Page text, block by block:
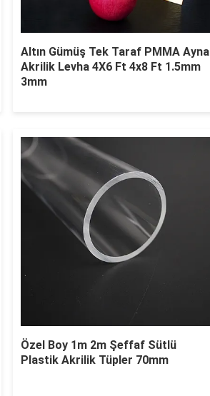
Altın Gümüş Tek Taraf PMMA Ayna
Akrilik Levha 4X6 Ft 4x8 Ft 1.5mm
3mm
Özel Boy 1m 2m Şeffaf Sütlü
Plastik Akrilik Tüpler 70mm